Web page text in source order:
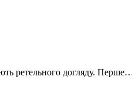
ретельного догляду.